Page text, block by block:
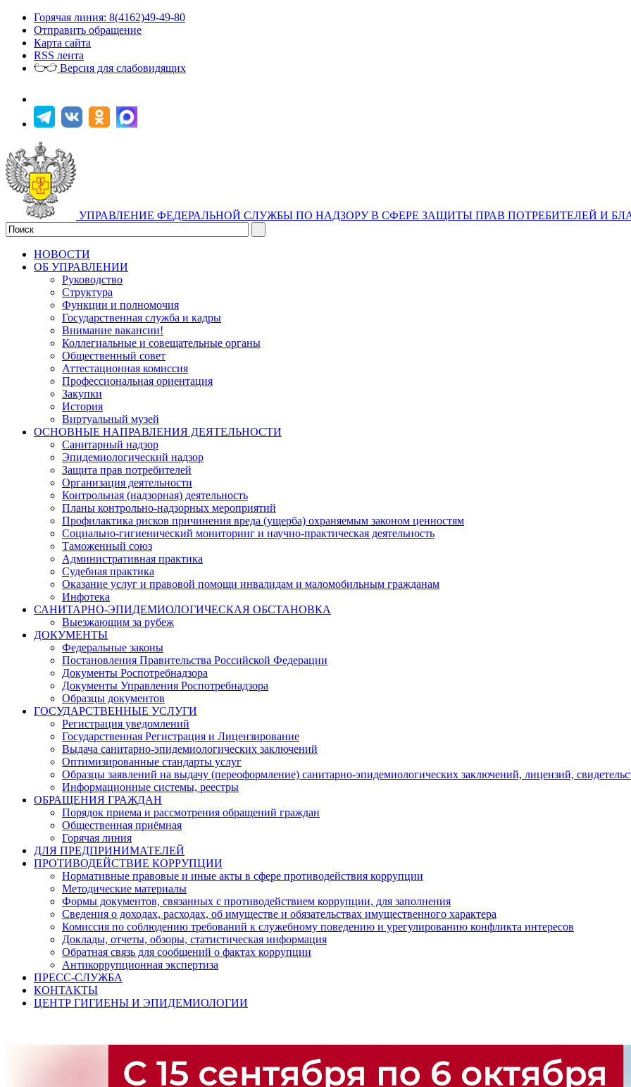
Горячая линия: 8(4162)49-49-80
Отправить обращение
Карта сайта
RSS лента
Версия для слабовидящих
УПРАВЛЕНИЕ ФЕДЕРАЛЬНОЙ СЛУЖБЫ ПО НАДЗОРУ В СФЕРЕ ЗАЩИТЫ ПРАВ ПОТРЕБИТЕЛЕЙ И
НОВОСТИ
ОБ УПРАВЛЕНИИ
Руководство
Структура
Функции и полномочия
Государственная служба и кадры
Внимание вакансии!
Коллегиальные и совещательные органы
Общественный совет
Аттестационная комиссия
Профессиональная ориентация
Закупки
История
Виртуальный музей
ОСНОВНЫЕ НАПРАВЛЕНИЯ ДЕЯТЕЛЬНОСТИ
Санитарный надзор
Эпидемиологический надзор
Защита прав потребителей
Организация деятельности
Контрольная (надзорная) деятельность
Планы контрольно-надзорных мероприятий
Профилактика рисков причинения вреда (ущерба) охраняемым законом ценностям
Социально-гигиенический мониторинг и научно-практическая деятельность
Таможенный союз
Административная практика
Судебная практика
Оказание услуг и правовой помощи инвалидам и маломобильным гражданам
Инфотека
САНИТАРНО-ЭПИДЕМИОЛОГИЧЕСКАЯ ОБСТАНОВКА
Выезжающим за рубеж
ДОКУМЕНТЫ
Федеральные законы
Постановления Правительства Российской Федерации
Документы Роспотребнадзора
Документы Управления Роспотребнадзора
Образцы документов
ГОСУДАРСТВЕННЫЕ УСЛУГИ
Регистрация уведомлений
Государственная Регистрация и Лицензирование
Выдача санитарно-эпидемиологических заключений
Оптимизированные стандарты услуг
Образцы заявлений на выдачу (переоформление) санитарно-эпидемиологических заключений, лицензий,
Информационные системы, реестры
ОБРАЩЕНИЯ ГРАЖДАН
Порядок приема и рассмотрения обращений граждан
Общественная приёмная
Горячая линия
ДЛЯ ПРЕДПРИНИМАТЕЛЕЙ
ПРОТИВОДЕЙСТВИЕ КОРРУПЦИИ
Нормативные правовые и иные акты в сфере противодействия коррупции
Методические материалы
Формы документов, связанных с противодействием коррупции, для заполнения
Сведения о доходах, расходах, об имуществе и обязательствах имущественного характера
Комиссия по соблюдению требований к служебному поведению и урегулированию конфликта интересов
Доклады, отчеты, обзоры, статистическая информация
Обратная связь для сообщений о фактах коррупции
Антикоррупционная экспертиза
ПРЕСС-СЛУЖБА
КОНТАКТЫ
ЦЕНТР ГИГИЕНЫ И ЭПИДЕМИОЛОГИИ